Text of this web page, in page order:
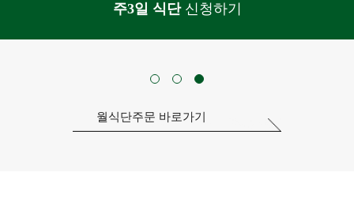
주3일 식단 신청하기
월식단주문 바로가기